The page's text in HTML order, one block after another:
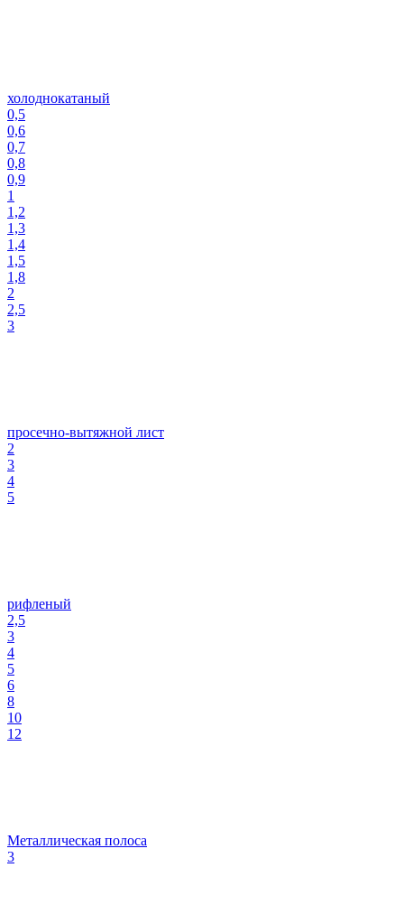
холоднокатаный
0,5
0,6
0,7
0,8
0,9
1
1,2
1,3
1,4
1,5
1,8
2
2,5
3
просечно-вытяжной лист
2
3
4
5
рифленый
2,5
3
4
5
6
8
10
12
Металлическая полоса
3